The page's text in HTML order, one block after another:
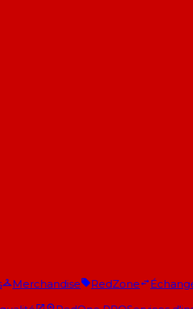
Merchandise RedZone